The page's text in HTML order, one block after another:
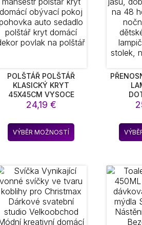
vybrat
na
stránce
produktu
POLŠTÁŘ POLŠTÁŘ
KLASICKÝ KRYT
45X45CM VYSOCE
KVALITNÍ MANŠESTR
OBÝVACÍ POKOJ
POHOVKA AUTO
SEDADLO POLŠTÁŘ KRYT
24,19 €
VÝBĚR MOŽNOSTÍ
Tento
produkt
variant.
Možnosti
lze
vybrat
na
AŽ